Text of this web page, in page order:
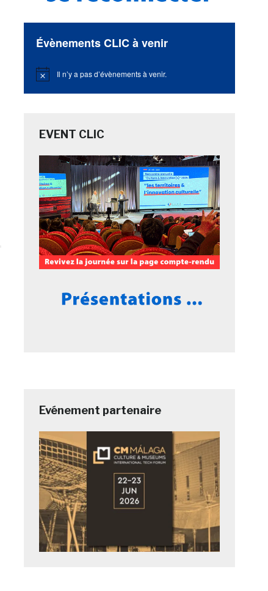
Évènements CLIC à venir
Notice Il n’y a pas d’évènements à venir.
EVENT CLIC
Evénement partenaire